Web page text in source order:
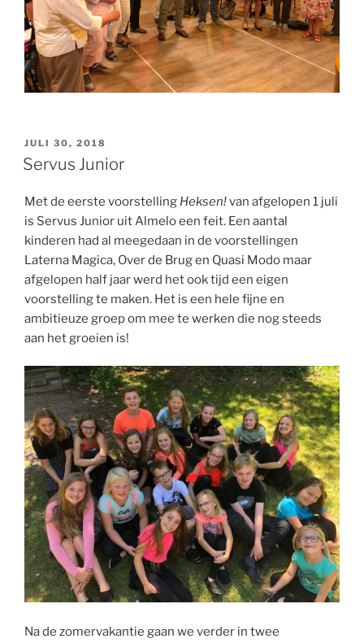
GEPLAATST
OP
JULI 30, 2018
Servus Junior
Met de eerste voorstelling Heksen!van afgelopen 1 juli
is Servus Junior uit Almelo een feit. Een aantal
kinderen had al meegedaan in de voorstellingen
Laterna Magica, Over de Brug en Quasi Modo maar
afgelopen half jaar werd het ook tijd een eigen
voorstelling te maken. Het is een hele fijne en
ambitieuze groep om mee te werken die nog steeds
aan het groeien is!
Na de zomervakantie gaan we verder in twee